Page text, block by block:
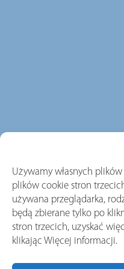
Używamy własnych
plików cookie stron
używana przeglądarka,
będą zbierane tylko po
stron trzecich, uzyskać
klikając Więcej informacji.